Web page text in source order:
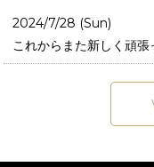
2024/7/28 (Sun)
これからまた新しく頑張